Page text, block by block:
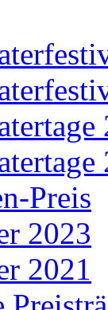
Preis
2023
2021